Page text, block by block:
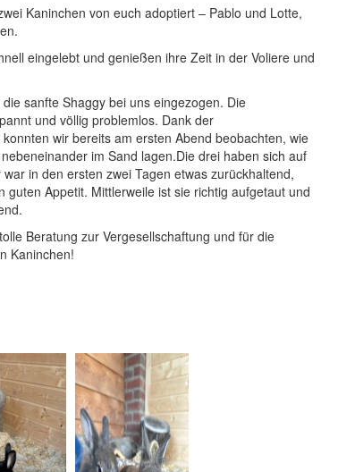
Kaninchen von euch adoptiert – Pablo und Lotte,
eingelebt und genießen ihre Zeit in der Voliere und
sanfte Shaggy bei uns eingezogen. Die
und völlig problemlos. Dank der
wir bereits am ersten Abend beobachten, wie
im Sand lagen.Die drei haben sich auf
in den ersten zwei Tagen etwas zurückhaltend,
guten Appetit. Mittlerweile ist sie richtig aufgetaut und
Beratung zur Vergesellschaftung und für die
Kaninchen!